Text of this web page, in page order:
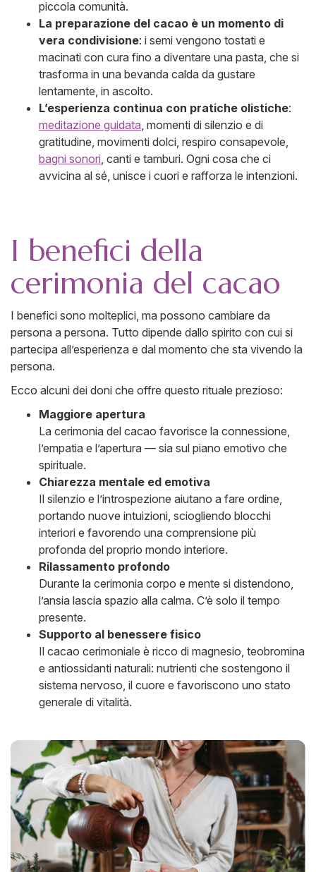
piccola comunità.
La preparazione del cacao è un momento di
vera condivisione: i semi vengono tostati e
macinati con cura fino a diventare una pasta, che si
trasforma in una bevanda calda da gustare
lentamente, in ascolto.
L’esperienza continua con pratiche olistiche:
meditazione guidata , momenti di silenzio e di
gratitudine, movimenti dolci, respiro consapevole,
bagni sonori , canti e tamburi. Ogni cosa che ci
avvicina al sé, unisce i cuori e rafforza le intenzioni.
I benefici della
cerimonia del cacao
I benefici sono molteplici, ma possono cambiare da
persona a persona. Tutto dipende dallo spirito con cui si
partecipa all’esperienza e dal momento che sta vivendo la
persona.
Ecco alcuni dei doni che offre questo rituale prezioso:
Maggiore apertura
La cerimonia del cacao favorisce la connessione,
l’empatia e l’apertura — sia sul piano emotivo che
spirituale.
Chiarezza mentale ed emotiva
Il silenzio e l’introspezione aiutano a fare ordine,
portando nuove intuizioni, sciogliendo blocchi
interiori e favorendo una comprensione più
profonda del proprio mondo interiore.
Rilassamento profondo
Durante la cerimonia corpo e mente si distendono,
l’ansia lascia spazio alla calma. C’è solo il tempo
presente.
Supporto al benessere fisico
Il cacao cerimoniale è ricco di magnesio, teobromina
e antiossidanti naturali: nutrienti che sostengono il
sistema nervoso, il cuore e favoriscono uno stato
generale di vitalità.